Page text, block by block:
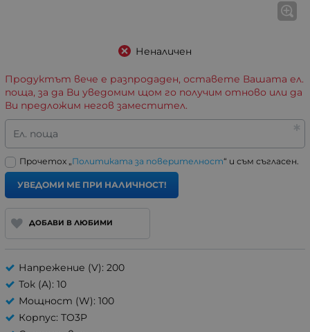
Неналичен
Продуктът вече е разпродаден, оставете Вашата ел.
поща, за да Ви уведомим щом го получим отново или да
Ви предложим негов заместител.
Ел. поща
Прочетох „ Политиката за поверителност“ и съм съгласен.
УВЕДОМИ МЕ ПРИ НАЛИЧНОСТ!
ДОБАВИ В ЛЮБИМИ
Напрежение (V): 200
Ток (A): 10
Мощност (W): 100
Корпус: TO3P